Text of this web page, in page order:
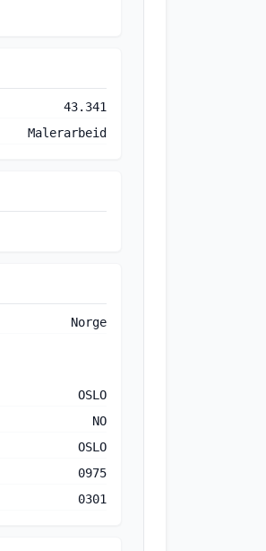
43.341
Malerarbeid
Norge
OSLO
NO
OSLO
0975
0301